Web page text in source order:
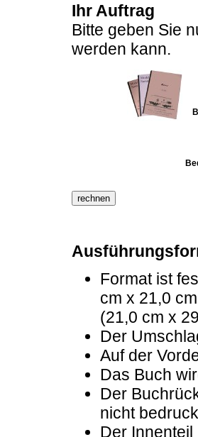
Ihr Auftrag
Bitte geben Sie
werden kann.
Format ist
cm x 21,0
(21,0 cm x
Der
Auf der
Das Buch
Der
nicht
Der